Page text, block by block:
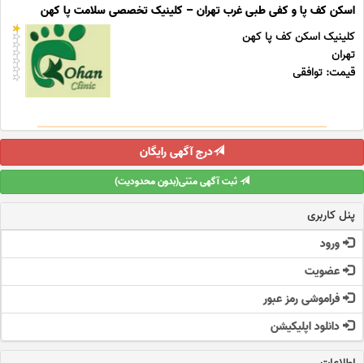
اسکن کف پا و کفی طبی غرب تهران – کلینیک تخصصی سلامت پا کهن
کلینیک اسکن کف پا کهن
تهران
قیمت: توافقی
درج آگهی رایگان
ثبت آگهی متنی(بدون محدودیت)
پنل کاربری
ورود
عضویت
فراموشی رمز عبور
دانلود اپلیکیشن